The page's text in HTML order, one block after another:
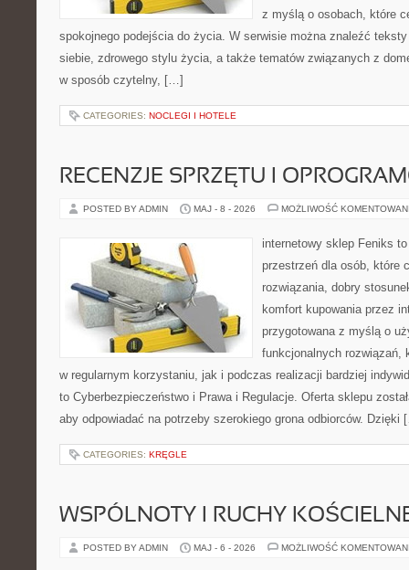
z myślą o osobach, które
spokojnego podejścia do życia. W serwisie można znaleźć
siebie, zdrowego stylu życia, a także tematów związanych z
w sposób czytelny, […]
CATEGORIES: NOCLEGI I HOTELE
RECENZJE SPRZĘTU I
POSTED BY ADMIN MAJ - 8 - 2026 MOŻLIWOŚĆ
internetowy sklep Feniks
przestrzeń dla osób, które
rozwiązania, dobry
komfort kupowania przez
przygotowana z myślą o
funkcjonalnych rozwiązań,
w regularnym korzystaniu, jak i podczas realizacji bardziej
to Cyberbezpieczeństwo i Prawa i Regulacje. Oferta sklepu
aby odpowiadać na potrzeby szerokiego grona odbiorców. Dzięki
CATEGORIES: KRĘGLE
WSPÓLNOTY I RUCHY
POSTED BY ADMIN MAJ - 6 - 2026 MOŻLIWOŚĆ